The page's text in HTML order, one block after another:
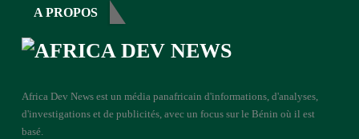
A PROPOS
Africa Dev News est un média panafricain d'informations, d'analyses,
d'investigations et de publicités, avec un focus sur le Bénin où il est
basé.